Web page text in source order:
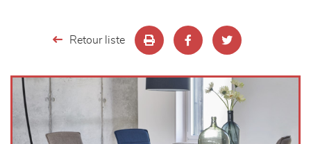
Retour liste